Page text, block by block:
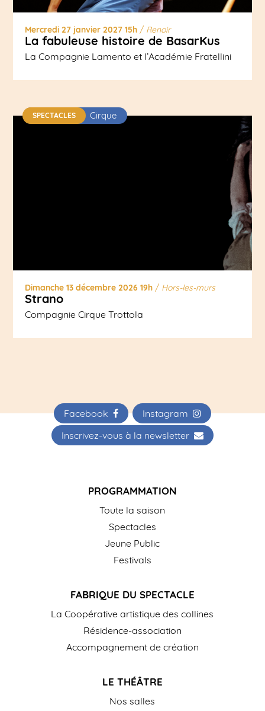
Mercredi 27 janvier 2027 15h/ Renoir
La fabuleuse histoire de BasarKus
La Compagnie Lamento et l’Académie Fratellini
Dimanche 13 décembre 2026 19h/ Hors-les-murs
Strano
Compagnie Cirque Trottola
SPECTACLES Cirque
Facebook
Instagram
Inscrivez-vous à la newsletter
PROGRAMMATION
Toute la saison
Spectacles
Jeune Public
Festivals
FABRIQUE DU SPECTACLE
La Coopérative artistique des collines
Résidence-association
Accompagnement de création
LE THÉÂTRE
Nos salles